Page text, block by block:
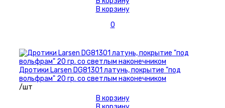
В корзину
0
Дротики Larsen DG81301 латунь, покрытие "под
вольфрам" 20 гр. со светлым наконечником
/шт
В корзину